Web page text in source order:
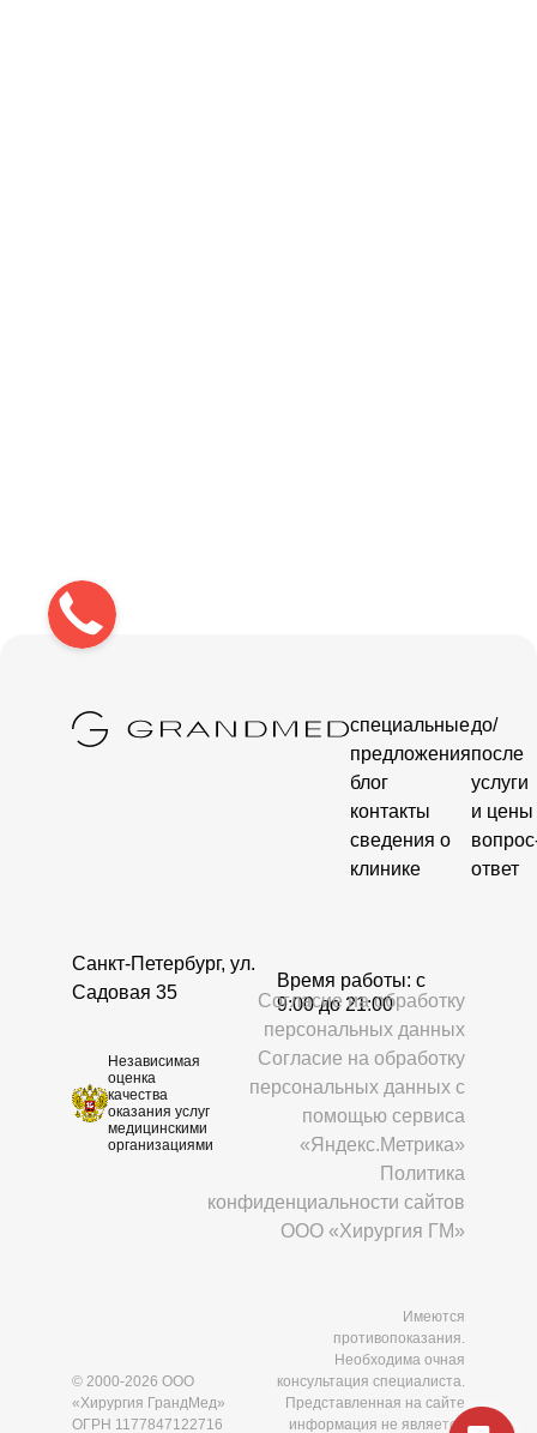
специальные
предложения
блог
контакты
сведения о
клинике
до/
после
услуги
и цены
ответ
Санкт-Петербург, ул.
Садовая 35
Время работы: c
9:00 до 21:00
Независимая
оценка
качества
оказания услуг
медицинскими
организациями
Согласие на обработку
персональных данных
Согласие на обработку
персональных данных с
помощью сервиса
«Яндекс.Метрика»
Политика
конфиденциальности сайтов
ООО «Хирургия ГМ»
© 2000-2026 ООО
«Хирургия ГрандМед»
ОГРН 1177847122716
Имеются
противопоказания.
Необходима очная
консультация специалиста.
Представленная на сайте
информация не является